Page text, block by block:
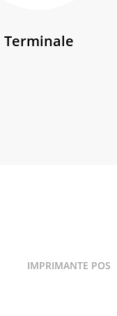
Terminale
IMPRIMANTE POS